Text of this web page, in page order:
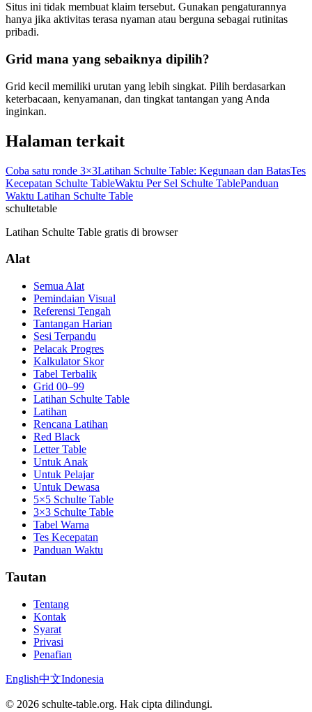
Situs ini tidak membuat klaim tersebut. Gunakan pengaturannya
hanya jika aktivitas terasa nyaman atau berguna sebagai rutinitas
pribadi.
Grid mana yang sebaiknya dipilih?
Grid kecil memiliki urutan yang lebih singkat. Pilih berdasarkan
keterbacaan, kenyamanan, dan tingkat tantangan yang Anda
inginkan.
Halaman terkait
Coba satu ronde 3×3Latihan Schulte Table: Kegunaan dan BatasTes
Kecepatan Schulte TableWaktu Per Sel Schulte TablePanduan
Waktu Latihan Schulte Table
schultetable
Latihan Schulte Table gratis di browser
Alat
Semua Alat
Pemindaian Visual
Referensi Tengah
Tantangan Harian
Sesi Terpandu
Pelacak Progres
Kalkulator Skor
Tabel Terbalik
Grid 00–99
Latihan Schulte Table
Latihan
Rencana Latihan
Red Black
Letter Table
Untuk Anak
Untuk Pelajar
Untuk Dewasa
5×5 Schulte Table
3×3 Schulte Table
Tabel Warna
Tes Kecepatan
Panduan Waktu
Tautan
Tentang
Kontak
Syarat
Privasi
Penafian
English中文Indonesia
© 2026 schulte-table.org. Hak cipta dilindungi.